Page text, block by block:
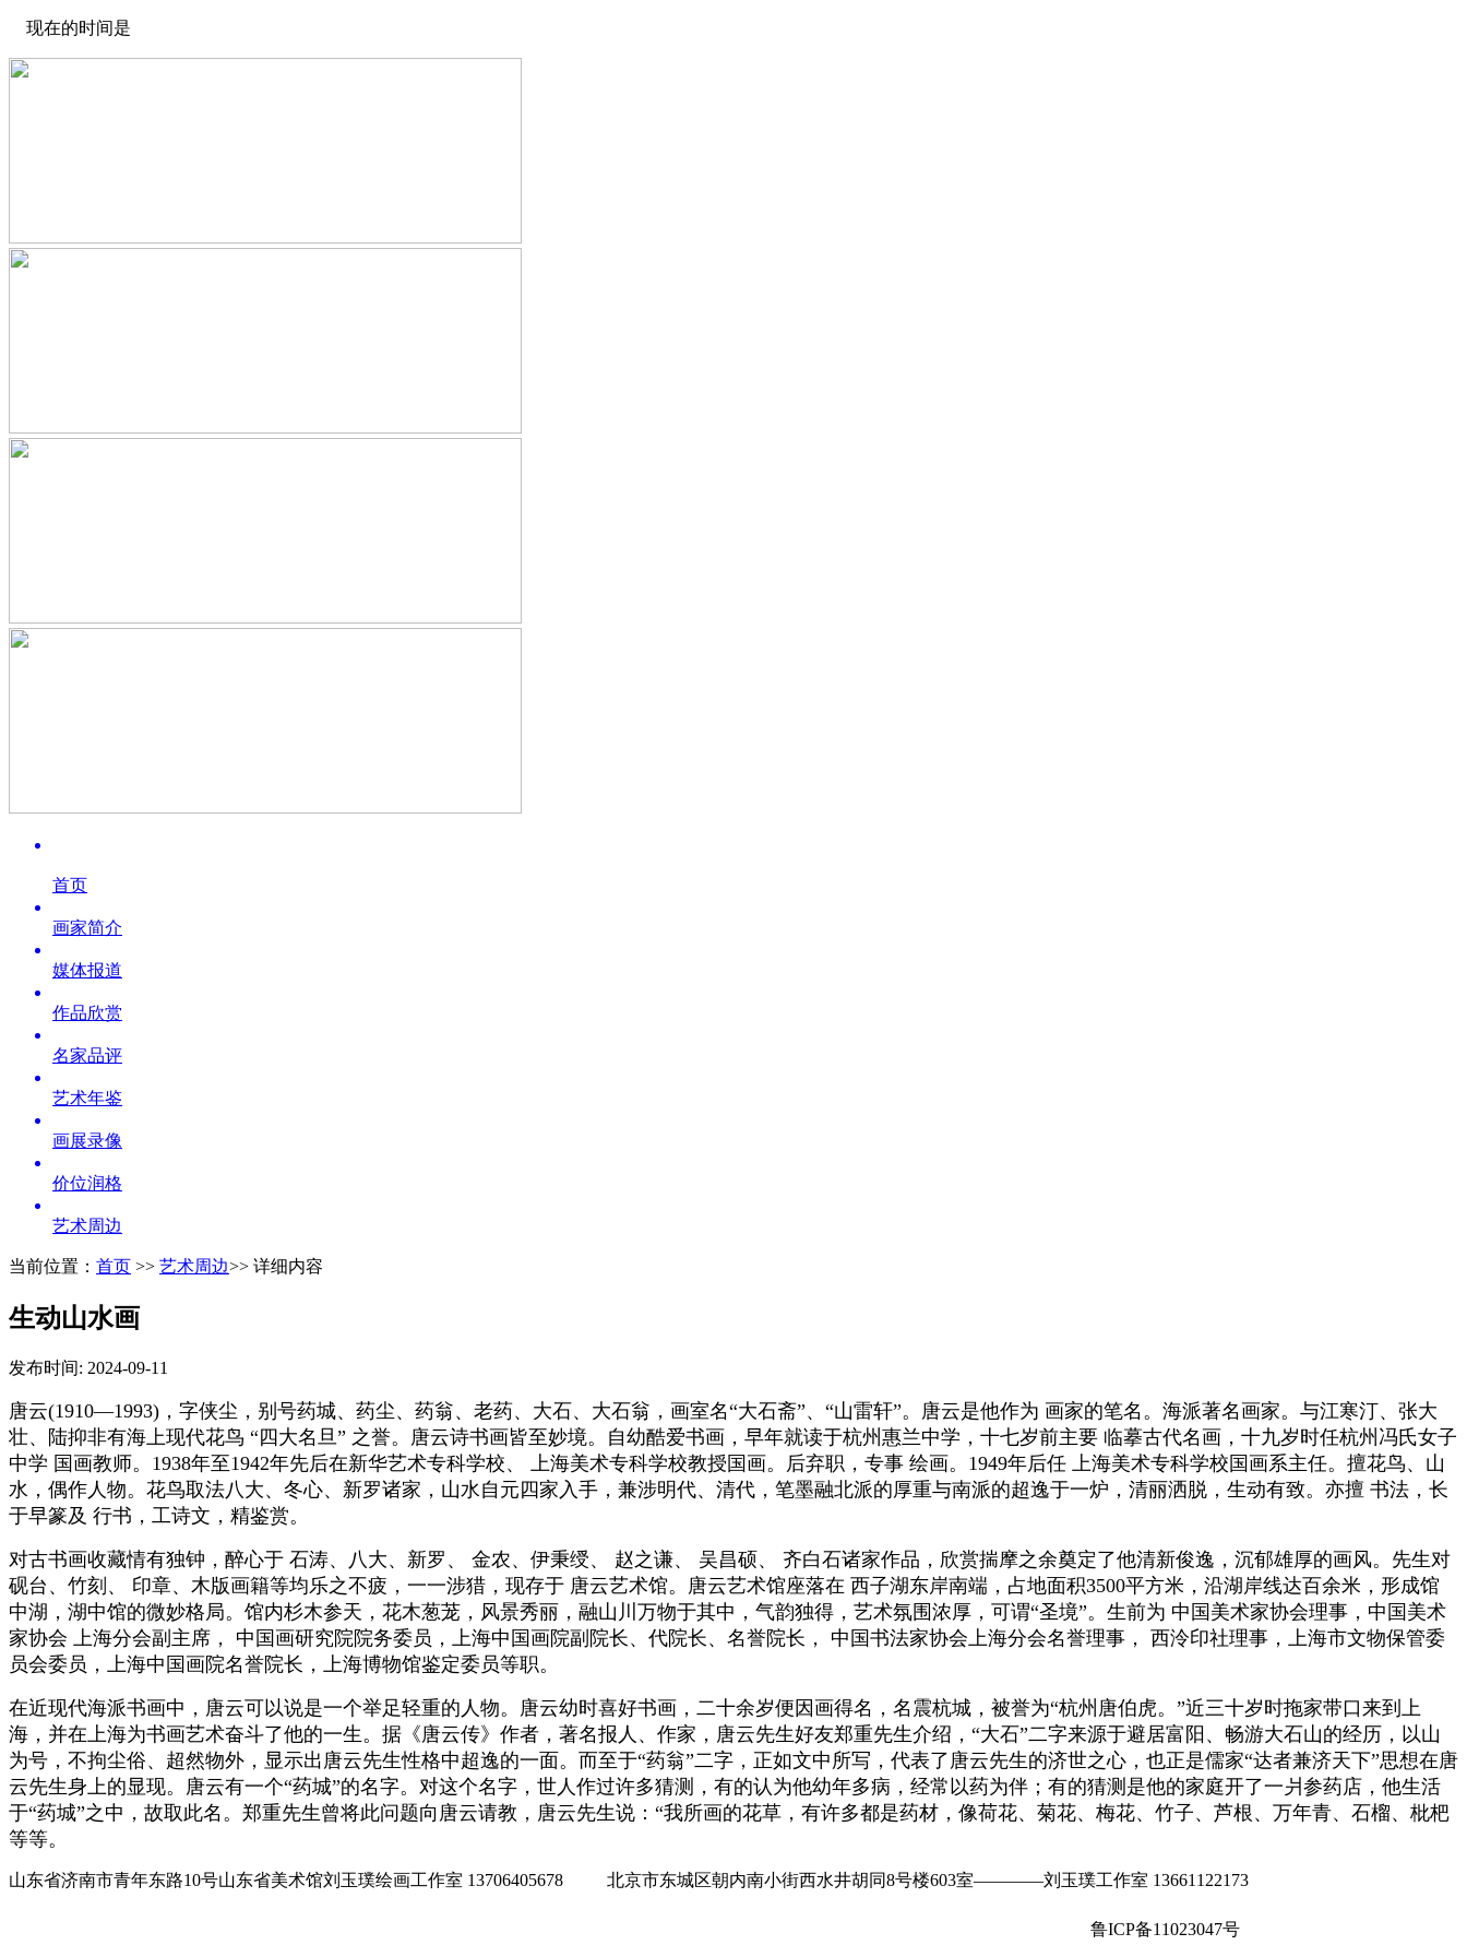
现在的时间是
首页
画家简介
媒体报道
作品欣赏
名家品评
艺术年鉴
画展录像
价位润格
艺术周边
当前位置： 首页 >> 艺术周边>> 详细内容
生动山水画
发布时间: 2024-09-11
唐云(1910—1993)，字侠尘，别号药城、药尘、药翁、老药、大石、大石翁，画室名“大石斋”、“山雷轩”。唐云是他作为 画家的笔名。海派著名画家。与江寒汀、张大
壮、陆抑非有海上现代花鸟 “四大名旦” 之誉。唐云诗书画皆至妙境。自幼酷爱书画，早年就读于杭州惠兰中学，十七岁前主要 临摹古代名画，十九岁时任杭州冯氏女子
中学 国画教师。1938年至1942年先后在新华艺术专科学校、 上海美术专科学校教授国画。后弃职，专事 绘画。1949年后任 上海美术专科学校国画系主任。擅花鸟、山
水，偶作人物。花鸟取法八大、冬心、新罗诸家，山水自元四家入手，兼涉明代、清代，笔墨融北派的厚重与南派的超逸于一炉，清丽洒脱，生动有致。亦擅 书法，长
于早篆及 行书，工诗文，精鉴赏。
对古书画收藏情有独钟，醉心于 石涛、八大、新罗、 金农、伊秉绶、 赵之谦、 吴昌硕、 齐白石诸家作品，欣赏揣摩之余奠定了他清新俊逸，沉郁雄厚的画风。先生对
砚台、竹刻、 印章、木版画籍等均乐之不疲，一一涉猎，现存于 唐云艺术馆。唐云艺术馆座落在 西子湖东岸南端，占地面积3500平方米，沿湖岸线达百余米，形成馆
中湖，湖中馆的微妙格局。馆内杉木参天，花木葱茏，风景秀丽，融山川万物于其中，气韵独得，艺术氛围浓厚，可谓“圣境”。生前为 中国美术家协会理事，中国美术
家协会 上海分会副主席， 中国画研究院院务委员，上海中国画院副院长、代院长、名誉院长， 中国书法家协会上海分会名誉理事， 西泠印社理事，上海市文物保管委
员会委员，上海中国画院名誉院长，上海博物馆鉴定委员等职。
在近现代海派书画中，唐云可以说是一个举足轻重的人物。唐云幼时喜好书画，二十余岁便因画得名，名震杭城，被誉为“杭州唐伯虎。”近三十岁时拖家带口来到上
海，并在上海为书画艺术奋斗了他的一生。据《唐云传》作者，著名报人、作家，唐云先生好友郑重先生介绍，“大石”二字来源于避居富阳、畅游大石山的经历，以山
为号，不拘尘俗、超然物外，显示出唐云先生性格中超逸的一面。而至于“药翁”二字，正如文中所写，代表了唐云先生的济世之心，也正是儒家“达者兼济天下”思想在唐
云先生身上的显现。唐云有一个“药城”的名字。对这个名字，世人作过许多猜测，有的认为他幼年多病，经常以药为伴；有的猜测是他的家庭开了一爿参药店，他生活
于“药城”之中，故取此名。郑重先生曾将此问题向唐云请教，唐云先生说：“我所画的花草，有许多都是药材，像荷花、菊花、梅花、竹子、芦根、万年青、石榴、枇杷
等等。
山东省济南市青年东路10号山东省美术馆刘玉璞绘画工作室 13706405678 北京市东城区朝内南小街西水井胡同8号楼603室――――刘玉璞工作室 13661122173
鲁ICP备11023047号